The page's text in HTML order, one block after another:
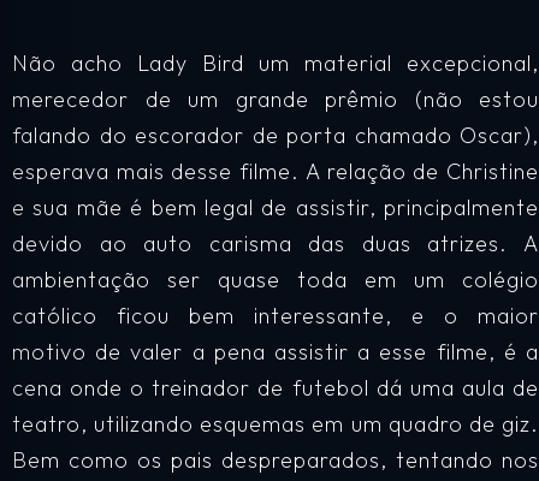
Não acho Lady Bird um material excepcional,
merecedor de um grande prêmio (não estou
falando do escorador de porta chamado Oscar),
esperava mais desse filme. A relação de Christine
e sua mãe é bem legal de assistir, principalmente
devido ao auto carisma das duas atrizes. A
ambientação ser quase toda em um colégio
católico ficou bem interessante, e o maior
motivo de valer a pena assistir a esse filme, é a
cena onde o treinador de futebol dá uma aula de
teatro, utilizando esquemas em um quadro de giz.
Bem como os pais despreparados, tentando nos